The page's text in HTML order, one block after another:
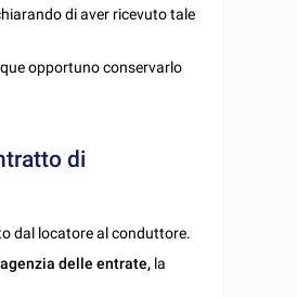
di aver ricevuto tale
opportuno conservarlo
di
dal locatore al conduttore.
delle entrate, la